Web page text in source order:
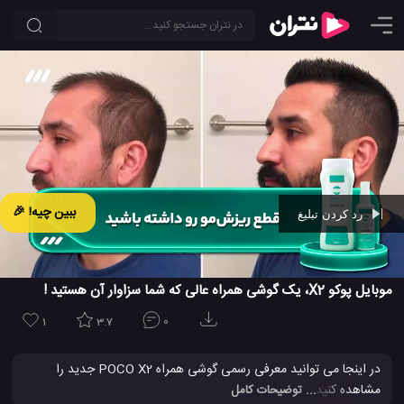
ببین چیه! 🎉 رد کردن تبلیغ
Ad -00:41
موبایل پوکو X2، یک گوشی همراه عالی که شما سزاوار آن هستید !
1 3.7 0
در اینجا می توانید معرفی رسمی گوشی همراه POCO X2 جدید را
مشاهده کنید. طراحی شده بر اساس فلسفه ، "هر آنچه شما نیاز دارید.
... توضیحات کامل